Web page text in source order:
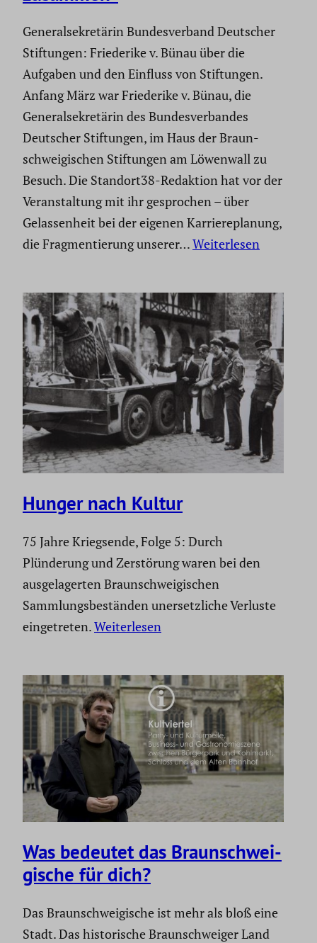
General­se­kre­tärin Bundes­ver­band Deutscher
Stiftungen: Friede­rike v. Bünau über die
Aufgaben und den Einfluss von Stiftungen.
Anfang März war Friede­rike v. Bünau, die
General­se­kre­tärin des Bundes­ver­bandes
Deutscher Stiftungen, im Haus der Braun­
schwei­gi­schen Stiftungen am Löwenwall zu
Besuch. Die Stand­ort38-Redaktion hat vor der
Veran­stal­tung mit ihr gespro­chen – über
Gelas­sen­heit bei der eigenen Karrie­re­pla­nung,
die Fragmen­tie­rung unserer…Weiterlesen
Hunger nach Kultur
75 Jahre Kriegsende, Folge 5: Durch
Plünderung und Zerstörung waren bei den
ausgelagerten Braunschweigischen
Sammlungsbeständen unersetzliche Verluste
eingetreten.Weiterlesen
Was bedeutet das Braun­schwei­
gi­sche für dich?
Das Braun­schwei­gi­sche ist mehr als bloß eine
Stadt. Das histo­ri­sche Braun­schweiger Land